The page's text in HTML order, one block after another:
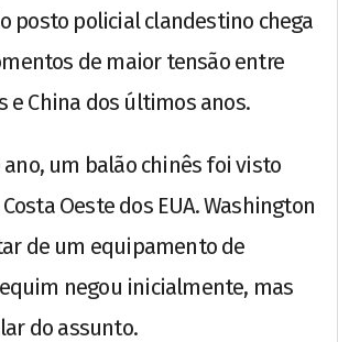
posto policial clandestino chega
de maior tensão entre
e China dos últimos anos.
um balão chinês foi visto
Oeste dos EUA. Washington
de um equipamento de
negou inicialmente, mas
do assunto.